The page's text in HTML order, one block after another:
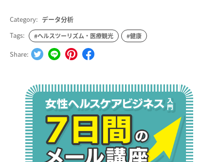
Category: データ分析
Tags:
#ヘルスツーリズム・医療観光 #健康
Share: